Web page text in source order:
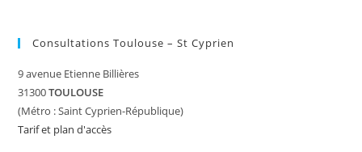
Consultations Toulouse – St Cyprien
9 avenue Etienne Billières
31300TOULOUSE
(Métro : Saint Cyprien-République)
Tarif et plan d'accès